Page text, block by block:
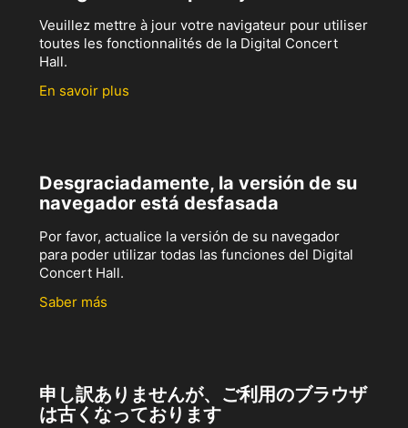
Veuillez mettre à jour votre navigateur pour utiliser
toutes les fonctionnalités de la Digital Concert
Hall.
En savoir plus
Desgraciadamente, la versión de su
navegador está desfasada
Por favor, actualice la versión de su navegador
para poder utilizar todas las funciones del Digital
Concert Hall.
Saber más
申し訳ありませんが、ご利用のブラウザ
は古くなっております